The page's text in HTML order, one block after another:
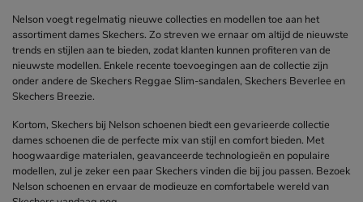
Nelson voegt regelmatig nieuwe collecties en modellen toe aan het
assortiment dames Skechers. Zo streven we ernaar om altijd de nieuwste
trends en stijlen aan te bieden, zodat klanten kunnen profiteren van de
nieuwste modellen. Enkele recente toevoegingen aan de collectie zijn
onder andere de Skechers Reggae Slim-sandalen, Skechers Beverlee en
Skechers Breezie.
Kortom, Skechers bij Nelson schoenen biedt een gevarieerde collectie
dames schoenen die de perfecte mix van stijl en comfort bieden. Met
hoogwaardige materialen, geavanceerde technologieën en populaire
modellen, zul je zeker een paar Skechers vinden die bij jou passen. Bezoek
Nelson schoenen en ervaar de modieuze en comfortabele wereld van